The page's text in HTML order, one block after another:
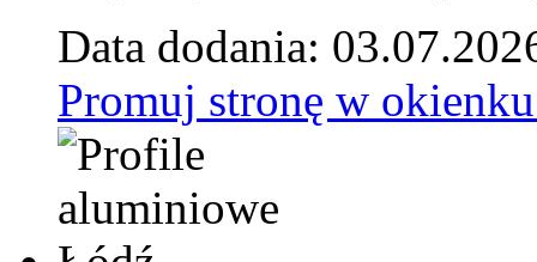
Data dodania:
Promuj stronę w